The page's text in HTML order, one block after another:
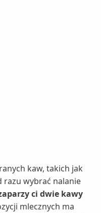
kaw, takich jak
razu wybrać nalanie
ci dwie kawy
mlecznych ma